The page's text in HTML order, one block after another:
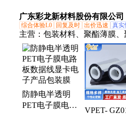
箔袋
广东彩龙新材料股份有限公司
综合体验L0 回复及时 出价迅速 真实
主营： 包装材料、聚酯薄膜
膜、食品包装用膜、聚酯镀
膜、聚酯氧化铝、不干胶装饰
防静电半透明
PET电子膜电路
VPET-